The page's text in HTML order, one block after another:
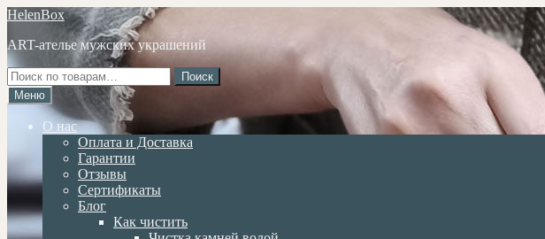
Перейти
навигации
Перейти
содержимому
HelenBox
ART-ателье мужских украшений
Искать:
Поиск
Меню
О нас
Оплата и Доставка
Гарантии
Отзывы
Сертификаты
Блог
Как чистить